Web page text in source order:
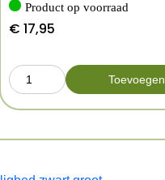
Product op voorraad
€ 17,95
Toevoegen